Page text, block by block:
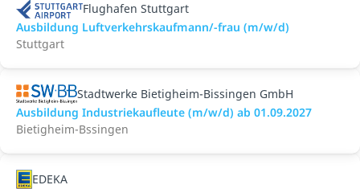
Flughafen Stuttgart
Ausbildung Luftverkehrskaufmann/-frau (m/w/d)
Stuttgart
Stadtwerke Bietigheim-Bissingen GmbH
Ausbildung Industriekaufleute (m/w/d) ab 01.09.2027
Bietigheim-Bssingen
EDEKA